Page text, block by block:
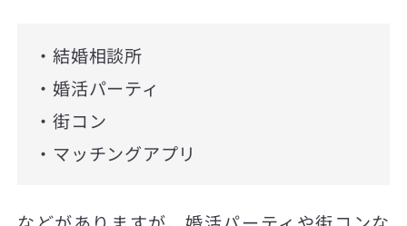
・結婚相談所
・婚活パーティ
・街コン
・マッチングアプリ